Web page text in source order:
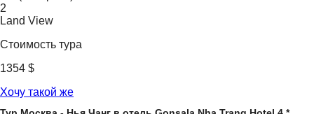
2
Land View
Стоимость тура
1354 $
Хочу такой же